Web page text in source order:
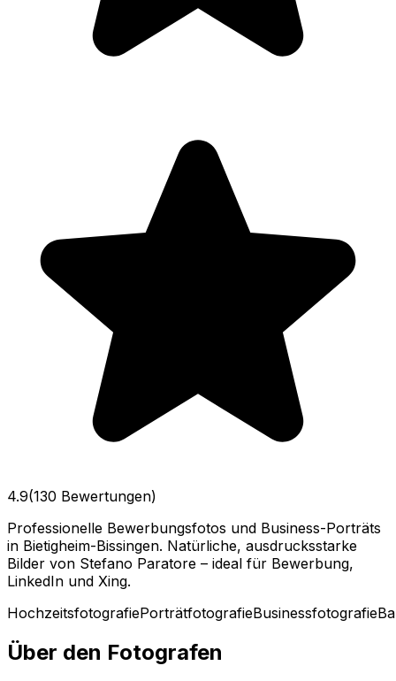
4.9(130 Bewertungen)
Professionelle Bewerbungsfotos und Business-Porträts
in Bietigheim-Bissingen. Natürliche, ausdrucksstarke
Bilder von Stefano Paratore – ideal für Bewerbung,
LinkedIn und Xing.
HochzeitsfotografiePorträtfotografieBusinessfotografie
Über den Fotografen